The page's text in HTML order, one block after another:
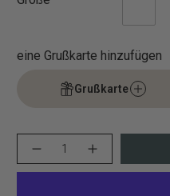
eine Grußkarte hinzufügen
Grußkarte
class=\"quantity-
Menge
für
Tamaris
Schaltfläche
Menge